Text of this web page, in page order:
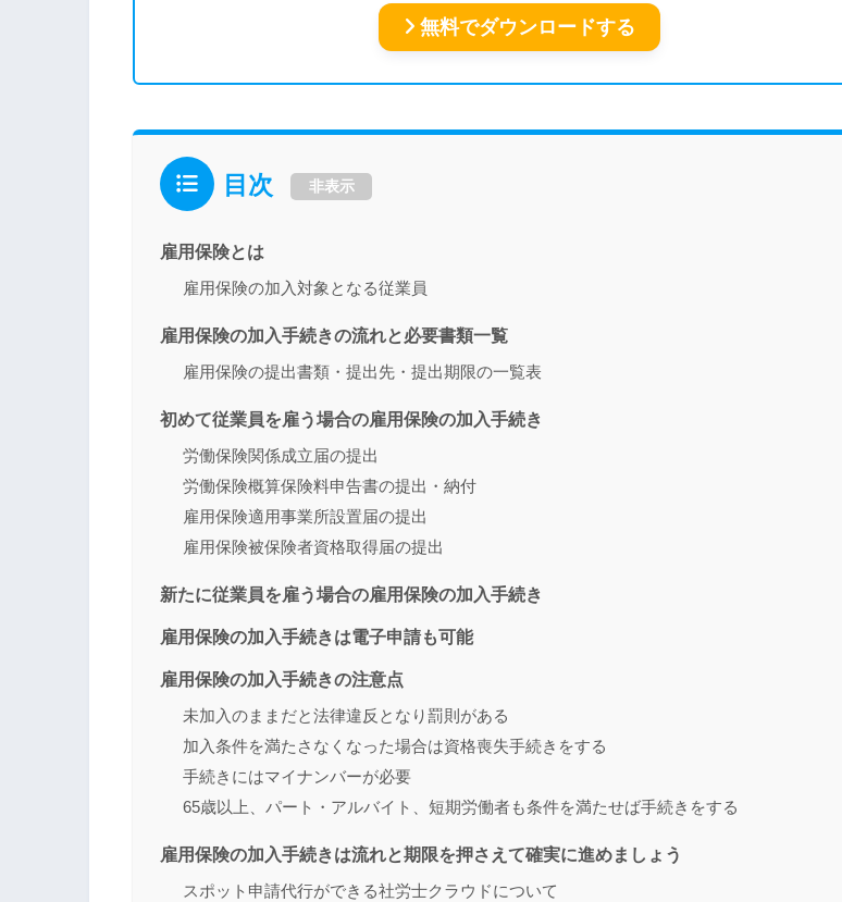
無料でダウンロードする
目次 非表示
雇用保険とは
雇用保険の加入対象となる従業員
雇用保険の加入手続きの流れと必要書類一覧
雇用保険の提出書類・提出先・提出期限の一覧表
初めて従業員を雇う場合の雇用保険の加入手続き
労働保険関係成立届の提出
労働保険概算保険料申告書の提出・納付
雇用保険適用事業所設置届の提出
雇用保険被保険者資格取得届の提出
新たに従業員を雇う場合の雇用保険の加入手続き
雇用保険の加入手続きは電子申請も可能
雇用保険の加入手続きの注意点
未加入のままだと法律違反となり罰則がある
加入条件を満たさなくなった場合は資格喪失手続きをする
手続きにはマイナンバーが必要
65歳以上、パート・アルバイト、短期労働者も条件を満たせば手続きをする
雇用保険の加入手続きは流れと期限を押さえて確実に進めましょう
スポット申請代行ができる社労士クラウドについて